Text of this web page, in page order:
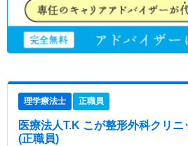
理学療法士 正職員
医療法人T.K こが整形外科クリニ
(正職員)